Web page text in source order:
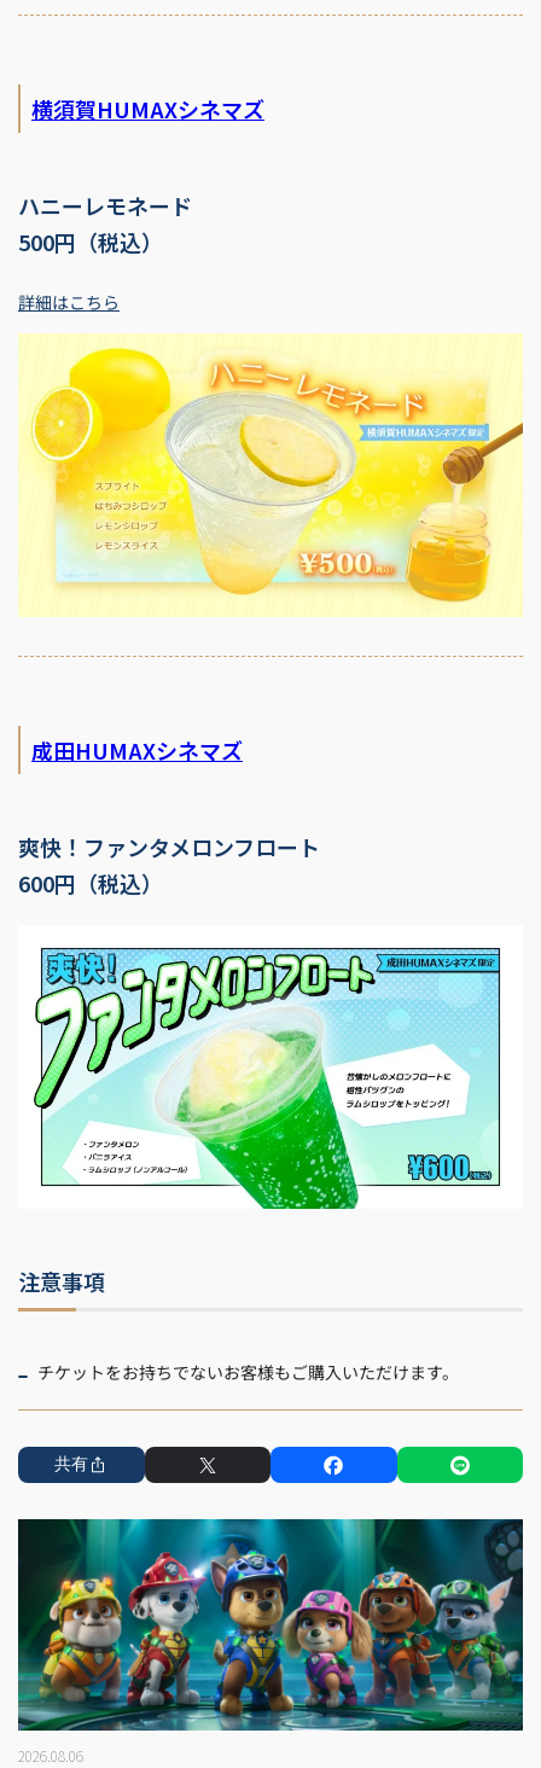
横須賀HUMAXシネマズ
ハニーレモネード
500円（税込）
詳細はこちら
成田HUMAXシネマズ
爽快！ファンタメロンフロート
600円（税込）
注意事項
チケットをお持ちでないお客様もご購入いただけます。
共有
2026.08.06